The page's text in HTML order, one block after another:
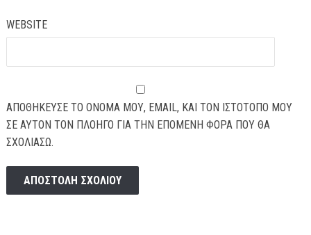
WEBSITE
ΑΠΟΘΉΚΕΥΣΕ ΤΟ ΌΝΟΜΆ ΜΟΥ, EMAIL, ΚΑΙ ΤΟΝ ΙΣΤΌΤΟΠΟ ΜΟΥ
ΣΕ ΑΥΤΌΝ ΤΟΝ ΠΛΟΗΓΌ ΓΙΑ ΤΗΝ ΕΠΌΜΕΝΗ ΦΟΡΆ ΠΟΥ ΘΑ
ΣΧΟΛΙΆΣΩ.